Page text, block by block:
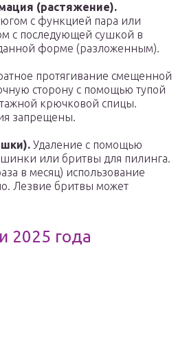
(растяжение).
с функцией пара или
с последующей сушкой в
форме (разложенным).
протягивание смещенной
сторону с помощью тупой
крючковой спицы.
запрещены.
Удаление с помощью
или бритвы для пилинга.
в месяц) использование
Лезвие бритвы может
2025 года